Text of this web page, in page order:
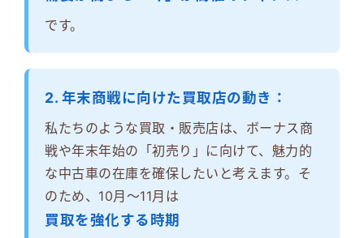
です。
2. 年末商戦に向けた買取店の動き：
私たちのような買取・販売店は、ボーナス商
戦や年末年始の「初売り」に向けて、魅力的
な中古車の在庫を確保したいと考えます。そ
のため、10月～11月は
買取を強化する時期